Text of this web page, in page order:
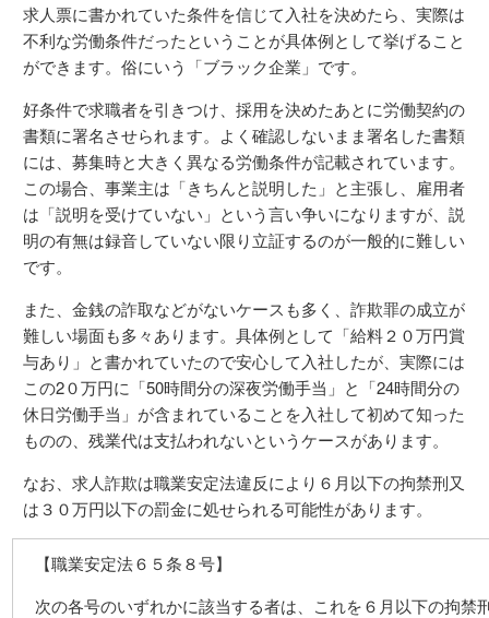
求人票に書かれていた条件を信じて入社を決めたら、実際は
不利な労働条件だったということが具体例として挙げること
ができます。俗にいう「ブラック企業」です。
好条件で求職者を引きつけ、採用を決めたあとに労働契約の
書類に署名させられます。よく確認しないまま署名した書類
には、募集時と大きく異なる労働条件が記載されています。
この場合、事業主は「きちんと説明した」と主張し、雇用者
は「説明を受けていない」という言い争いになりますが、説
明の有無は録音していない限り立証するのが一般的に難しい
です。
また、金銭の詐取などがないケースも多く、詐欺罪の成立が
難しい場面も多々あります。具体例として「給料２０万円賞
与あり」と書かれていたので安心して入社したが、実際には
この2０万円に「50時間分の深夜労働手当」と「24時間分の
休日労働手当」が含まれていることを入社して初めて知った
ものの、残業代は支払われないというケースがあります。
なお、求人詐欺は職業安定法違反により６月以下の拘禁刑又
は３０万円以下の罰金に処せられる可能性があります。
【職業安定法６５条８号】
次の各号のいずれかに該当する者は、これを６月以下の拘禁